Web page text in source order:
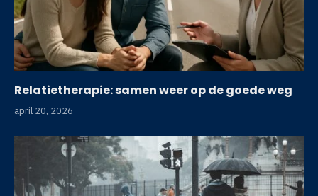
Relatietherapie: samen weer op de goede weg
april 20, 2026